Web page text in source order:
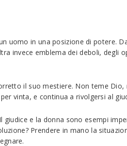
uomo in una posizione di potere.
invece emblema dei deboli, degli
il suo mestiere. Non teme
vinta, e continua a rivolgersi al
giudice e la donna sono esempi
Prendere in mano la